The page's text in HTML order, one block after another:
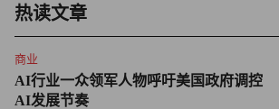
数据来源：Parrot Analytics
尽管对电视节目的整体需求明显下降，但
始，观众对一些涉及社会相关话题的节目
热读文章
商业
AI行业一众领军人物呼吁美国政府调控
AI发展节奏